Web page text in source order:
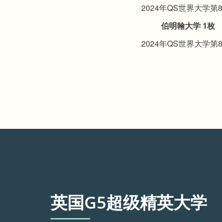
2024年QS世界大学第
伯明翰大学 1枚
2024年QS世界大学第
英国G5超级精英大学